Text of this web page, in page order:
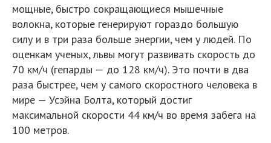
мощные, быстро сокращающиеся мышечные
волокна, которые генерируют гораздо большую
силу и в три раза больше энергии, чем у людей. По
оценкам ученых, львы могут развивать скорость до
70 км/ч (гепарды — до 128 км/ч). Это почти в два
раза быстрее, чем у самого скоростного человека в
мире — Усэйна Болта, который достиг
максимальной скорости 44 км/ч во время забега на
100 метров.